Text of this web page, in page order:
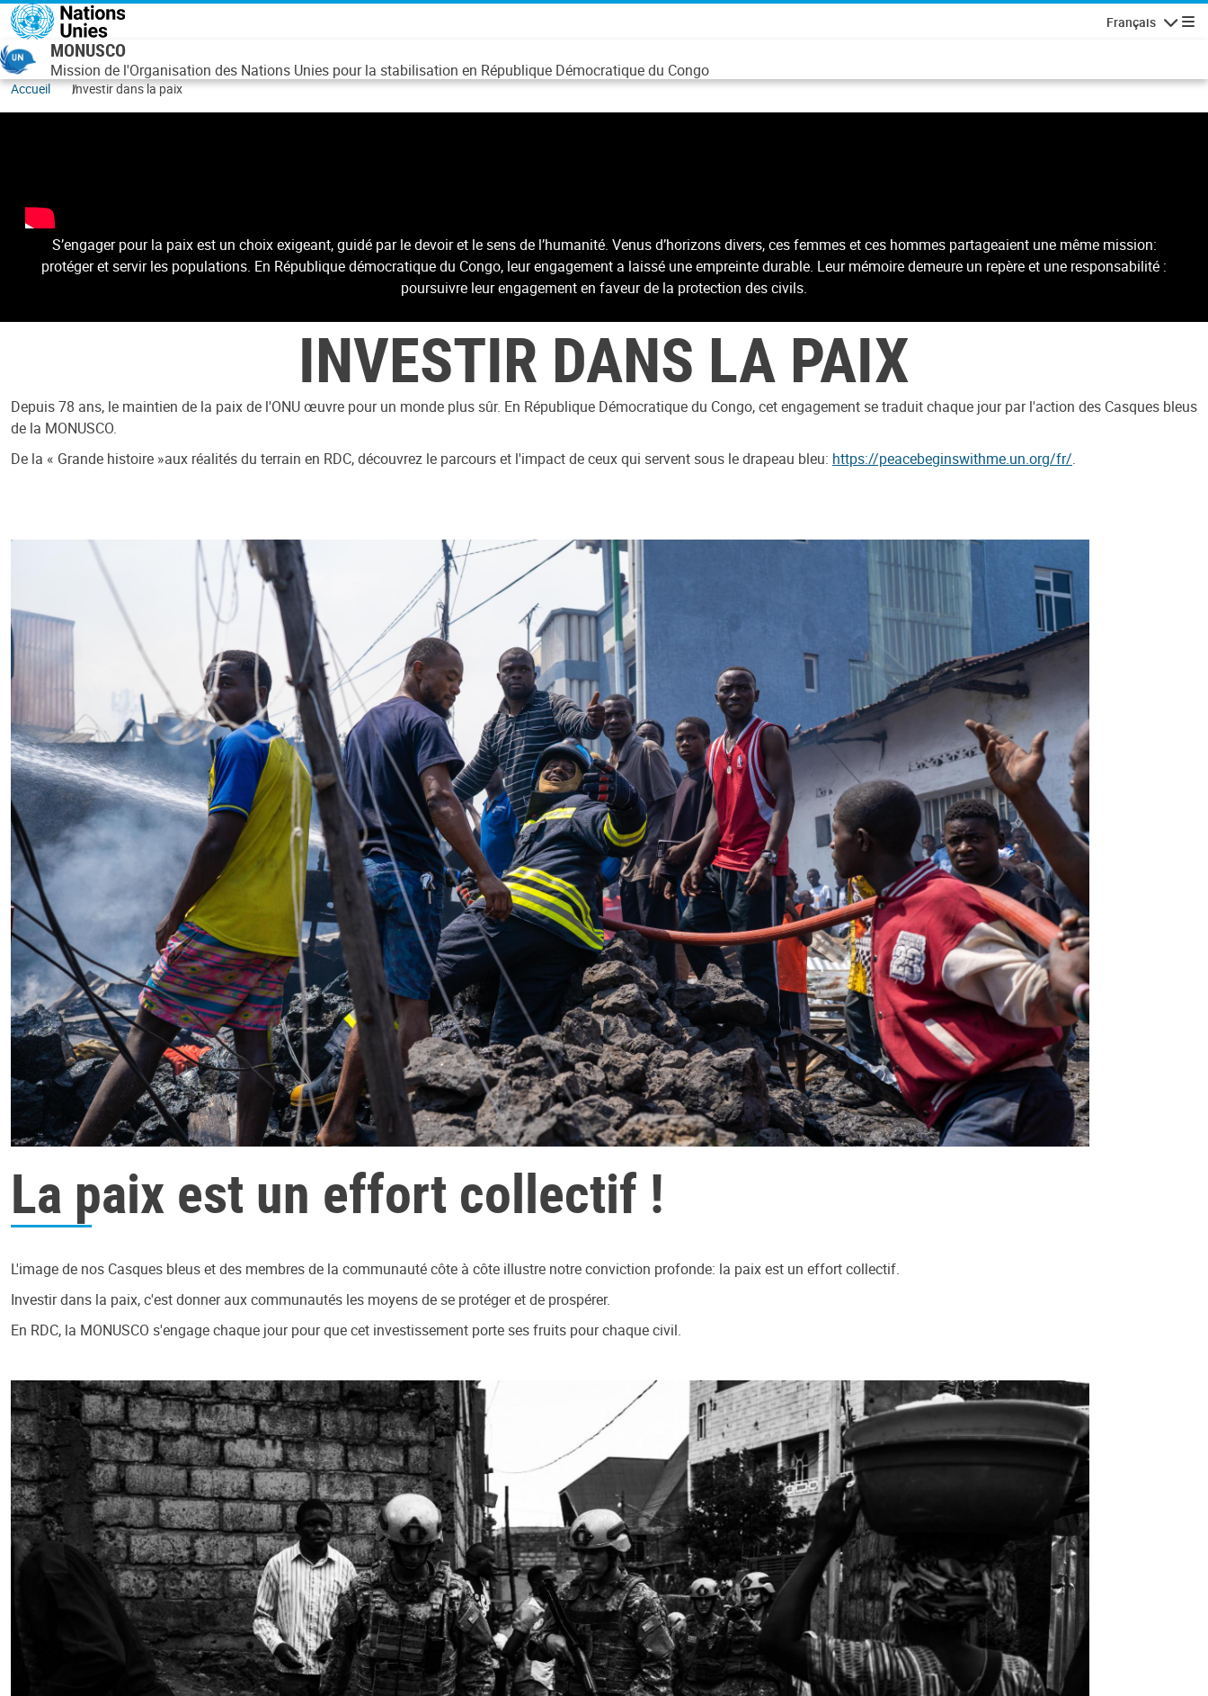
Aller au contenu principal
Français
MONUSCO
Mission de l'Organisation des Nations Unies pour la stabilisation en République Démocratique du Congo
Accueil Investir dans la paix
S’engager pour la paix est un choix exigeant, guidé par le devoir et le sens de l’humanité. Venus d’horizons divers, ces femmes et ces hommes partageaient une même mission:
protéger et servir les populations. En République démocratique du Congo, leur engagement a laissé une empreinte durable. Leur mémoire demeure un repère et une responsabilité :
poursuivre leur engagement en faveur de la protection des civils.
INVESTIR DANS LA PAIX
Depuis 78 ans, le maintien de la paix de l'ONU œuvre pour un monde plus sûr. En République Démocratique du Congo, cet engagement se traduit chaque jour par l'action des Casques bleus
de la MONUSCO.
De la « Grande histoire »aux réalités du terrain en RDC, découvrez le parcours et l'impact de ceux qui servent sous le drapeau bleu: https://peacebeginswithme.un.org/fr/.
La paix est un effort collectif !
L'image de nos Casques bleus et des membres de la communauté côte à côte illustre notre conviction profonde: la paix est un effort collectif.
Investir dans la paix, c'est donner aux communautés les moyens de se protéger et de prospérer.
En RDC, la MONUSCO s'engage chaque jour pour que cet investissement porte ses fruits pour chaque civil.